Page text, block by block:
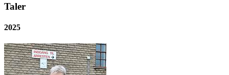
Taler
2025